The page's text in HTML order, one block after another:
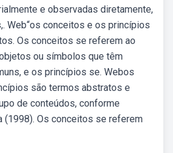
e observadas diretamente,
Web“os conceitos e os princípios
Os conceitos se referem ao
ou símbolos que têm
e os princípios se. Webos
são termos abstratos e
de conteúdos, conforme
(1998). Os conceitos se referem